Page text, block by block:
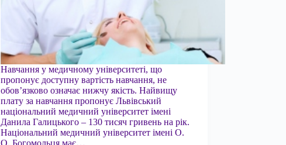
Навчання у медичному університеті, що
пропонує доступну вартість навчання, не
обов’язково означає нижчу якість. Найвищу
плату за навчання пропонує Львівський
національний медичний університет імені
Данила Галицького – 130 тисяч гривень на рік.
Національний медичний університет імені О.
О. Богомольця має…